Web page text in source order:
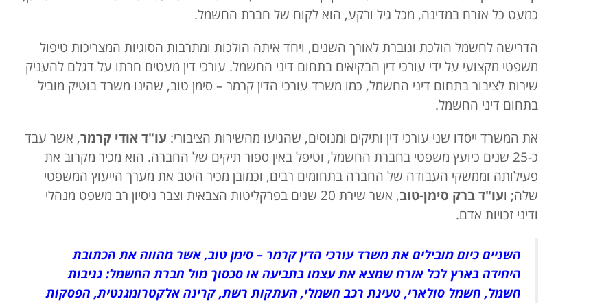
כמעט כל אזרח במדינה, מכל גיל ורקע, הוא לקוח של חברת החשמל.
הדרישה לחשמל הולכת וגוברת לאורך השנים, ויחד איתה הולכות ומתרבות הסוגיות המצריכות טיפול
משפטי מקצועי על ידי עורכי דין הבקיאים בתחום דיני החשמל. עורכי דין מעטים חרתו על דגלם להעניק
שירות לציבור בתחום דיני החשמל, כמו משרד עורכי הדין קרמר – סימן טוב, שהינו משרד בוטיק מוביל
בתחום דיני החשמל.
את המשרד ייסדו שני עורכי דין ותיקים ומנוסים, שהגיעו מהשירות הציבורי: עו"ד אודי קרמר, אשר עבד
כ-25 שנים כיועץ משפטי בחברת החשמל, וטיפל באין ספור תיקים של החברה. הוא מכיר מקרוב את
פעילותה וממשקי העבודה של החברה בתחומים רבים, וכמובן מכיר היטב את מערך הייעוץ המשפטי
שלה; ועו"ד ברק סימן-טוב
, אשר שירת 20 שנים בפרקליטות הצבאית וצבר ניסיון רב משפט מנהלי
ודיני זכויות אדם.
השניים כיום מובילים את משרד עורכי הדין קרמר – סימן טוב, אשר מהווה את הכתובת
היחידה בארץ לכל אזרח שמצא את עצמו בתביעה או סכסוך מול חברת החשמל: גניבות
חשמל, חשמל סולארי, טעינת רכב חשמלי, העתקות רשת, קרינה אלקטרומגנטית, הפסקות